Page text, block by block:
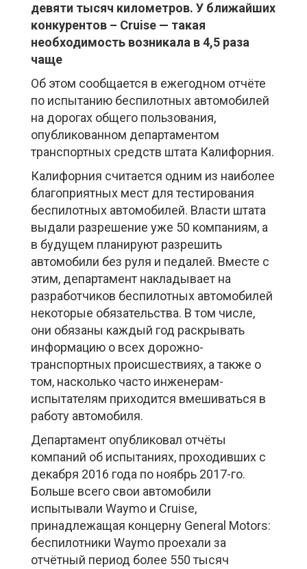
девяти тысяч километров. У ближайших
конкурентов – Cruise — такая
необходимость возникала в 4,5 раза
чаще
Об этом сообщается в ежегодном отчёте
по испытанию беспилотных автомобилей
на дорогах общего пользования,
опубликованном департаментом
транспортных средств штата Калифорния.
Калифорния считается одним из наиболее
благоприятных мест для тестирования
беспилотных автомобилей. Власти штата
выдали разрешение уже 50 компаниям, а
в будущем планируют разрешить
автомобили без руля и педалей. Вместе с
этим, департамент накладывает на
разработчиков беспилотных автомобилей
некоторые обязательства. В том числе,
они обязаны каждый год раскрывать
информацию о всех дорожно-
транспортных происшествиях, а также о
том, насколько часто инженерам-
испытателям приходится вмешиваться в
работу автомобиля.
Департамент опубликовал отчёты
компаний об испытаниях, проходивших с
декабря 2016 года по ноябрь 2017-го.
Больше всего свои автомобили
испытывали Waymo и Cruise,
принадлежащая концерну General Motors:
беспилотники Waymo проехали за
отчётный период более 550 тысяч